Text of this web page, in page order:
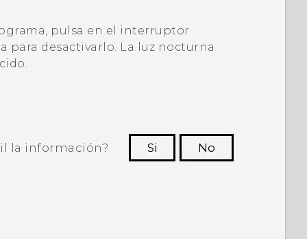
pulsa en el interruptor
para desactivarlo. La luz nocturna
la información? Si
No